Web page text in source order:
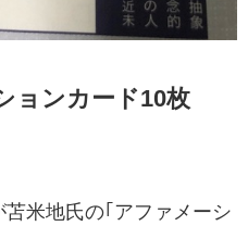
ョンカード10枚
米地氏の｢アファメーシ